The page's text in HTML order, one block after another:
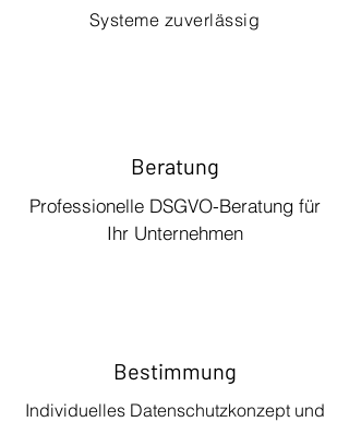
Systeme zuverlässig
Beratung
Professionelle DSGVO-Beratung für
Ihr Unternehmen
Bestimmung
Individuelles Datenschutzkonzept und